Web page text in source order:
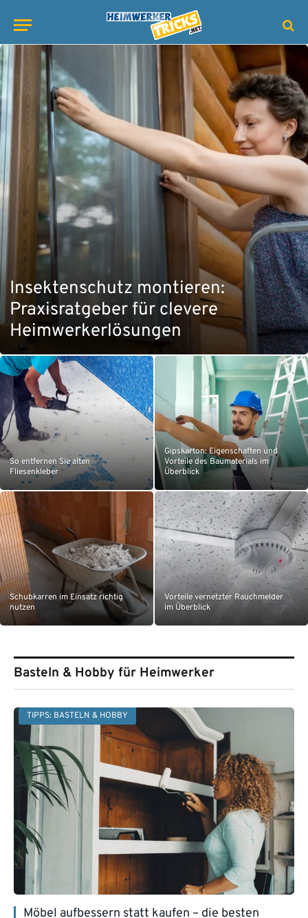
Insektenschutz montieren:
Praxisratgeber für clevere
Heimwerkerlösungen
So entfernen Sie alten
Fliesenkleber
Gipskarton: Eigenschaften und
Vorteile des Baumaterials im
Überblick
Schubkarren im Einsatz richtig
nutzen
Vorteile vernetzter Rauchmelder
im Überblick
Basteln & Hobby für Heimwerker
TIPPS: BASTELN & HOBBY
Möbel aufbessern statt kaufen – die besten